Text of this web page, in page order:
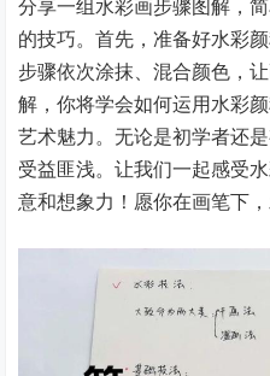
分享一组水彩画步骤图解，
的技巧。首先，准备好水彩
步骤依次涂抹、混合颜色，
解，你将学会如何运用水彩
艺术魅力。无论是初学者还
受益匪浅。让我们一起感受
意和想象力！愿你在画笔下，